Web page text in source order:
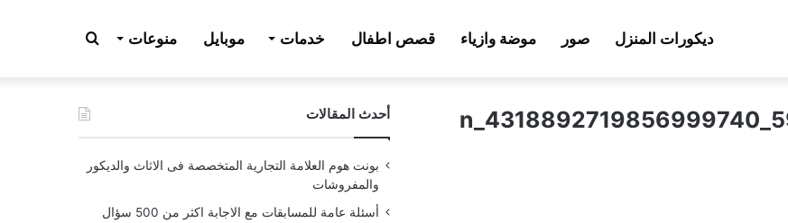
ديكورات المنزل صور موضة وازياء قصص اطفال خدمات موبايل منوعات بحث
عن أحدث المقالات
بونت هوم العلامة التجارية المتخصصة فى الاثاث والديكور
والمفروشات
أسئلة عامة للمسابقات مع الاجابة اكثر من 500 سؤال